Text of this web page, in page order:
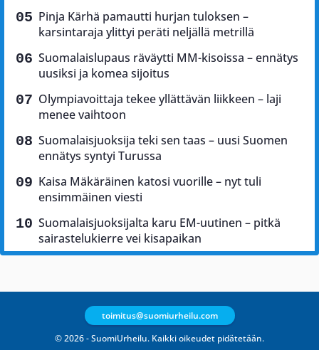
Pinja Kärhä pamautti hurjan tuloksen –
karsintaraja ylittyi peräti neljällä metrillä
Suomalaislupaus räväytti MM-kisoissa – ennätys
uusiksi ja komea sijoitus
Olympiavoittaja tekee yllättävän liikkeen – laji
menee vaihtoon
Suomalaisjuoksija teki sen taas – uusi Suomen
ennätys syntyi Turussa
Kaisa Mäkäräinen katosi vuorille – nyt tuli
ensimmäinen viesti
Suomalaisjuoksijalta karu EM-uutinen – pitkä
sairastelukierre vei kisapaikan
© 2026 - SuomiUrheilu. Kaikki oikeudet pidätetään.
toimitus@suomiurheilu.com